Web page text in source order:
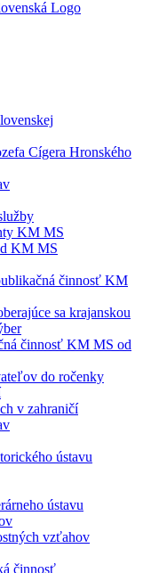
Cígera Hronského
KM MS
KM MS
činnosť KM
sa krajanskou
činnosť KM MS od
do ročenky
v zahraničí
ústavu
ústavu
vzťahov
činnosť